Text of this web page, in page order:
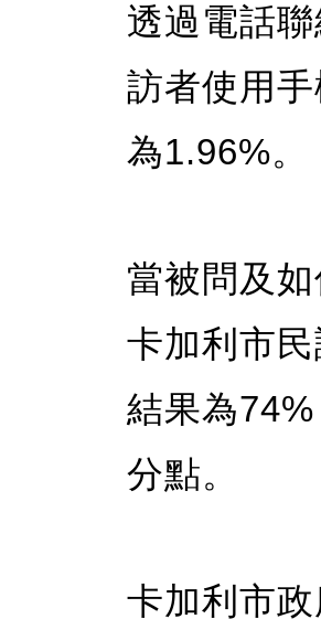
透過電話
訪者使用
為1.96%。
當被問及
卡加利市
結果為
分點。
卡加利市